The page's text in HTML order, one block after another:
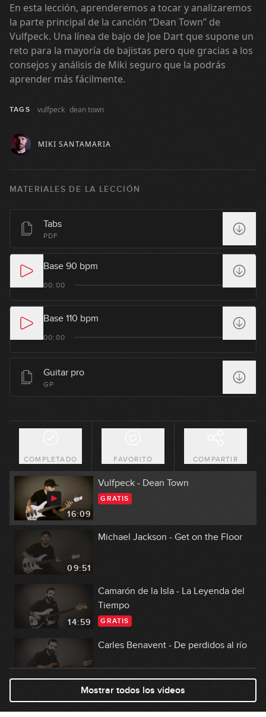
En esta lección, aprenderemos a tocar y analizaremos
la parte principal de la canción “Dean Town” de
Vulfpeck. Una línea de bajo de Joe Dart que supone un
reto para la mayoría de bajistas pero que gracias a los
consejos y análisis de Miki seguro que la podrás
aprender más fácilmente.
TAGS vulfpeck dean town
MIKI SANTAMARIA
MATERIALES DE LA LECCIÓN
Tabs
PDF
Base 90 bpm
00:00
Base 110 bpm
00:00
Guitar pro
GP
COMPLETADO FAVORITO COMPARTIR
10:53
11:51
Earth Wind & Fire - September
13:29
Wild Cherry - Play That Funky Music
05:05
32:42
Rage Against the Machine - Take
11:07
Jamiroquai - Cosmic Girl
16:09
Vulfpeck - Dean Town
GRATIS
09:51
Michael Jackson - Get on the Floor
14:59
Camarón de la Isla - La Leyenda del
Tiempo
GRATIS
14:43
Carles Benavent - De perdidos al río
Miki Santamaria - What A Wonderful
World
Mostrar todos los videos